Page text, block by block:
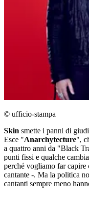
© ufficio-stampa
Skin smette i panni di
Esce "Anarchytecture",
a quattro anni da "Black
punti fissi e qualche
perché vogliamo far capire
cantante -. Ma la politica
cantanti sempre meno